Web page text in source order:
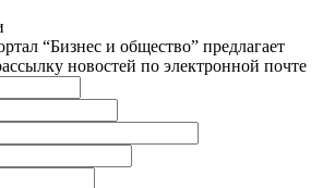
“Бизнес и общество” предлагает
новостей по электронной почте